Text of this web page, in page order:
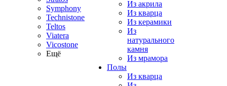
Symphony
Technistone
Teltos
Viatera
Vicostone
Ещё
Из акрила
Из кварца
Из керамики
Из
натурального
камня
Из мрамора
Полы
Из кварца